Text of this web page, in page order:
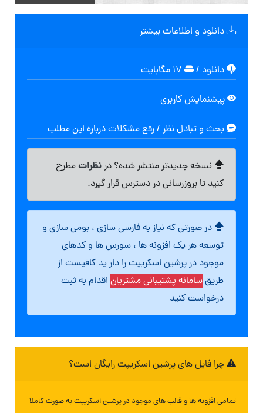
دانلود و اطلاعات بیشتر
دانلود /
پیشنمایش کاربری
بحث و تبادل نظر / رفع مشکلات درباره این مطلب
نسخه جدیدتر منتشر شده؟ درنظراتمطرح
کنید تا بروزرسانی در دسترس قرار گیرد.
در صورتی که نیاز به فارسی سازی ، بومی سازی و
توسعه هر یک افزونه ها ، سورس ها و کدهای
موجود در پرشین اسکریپت را دار ید کافیست از
طریقسامانه پشتیبانی مشتریان اقدام به ثبت
درخواست کنید
چرا فایل های پرشین اسکریپت رایگان است؟
تمامی افزونه ها و قالب های موجود در پرشین اسکریپت به صورت کاملا